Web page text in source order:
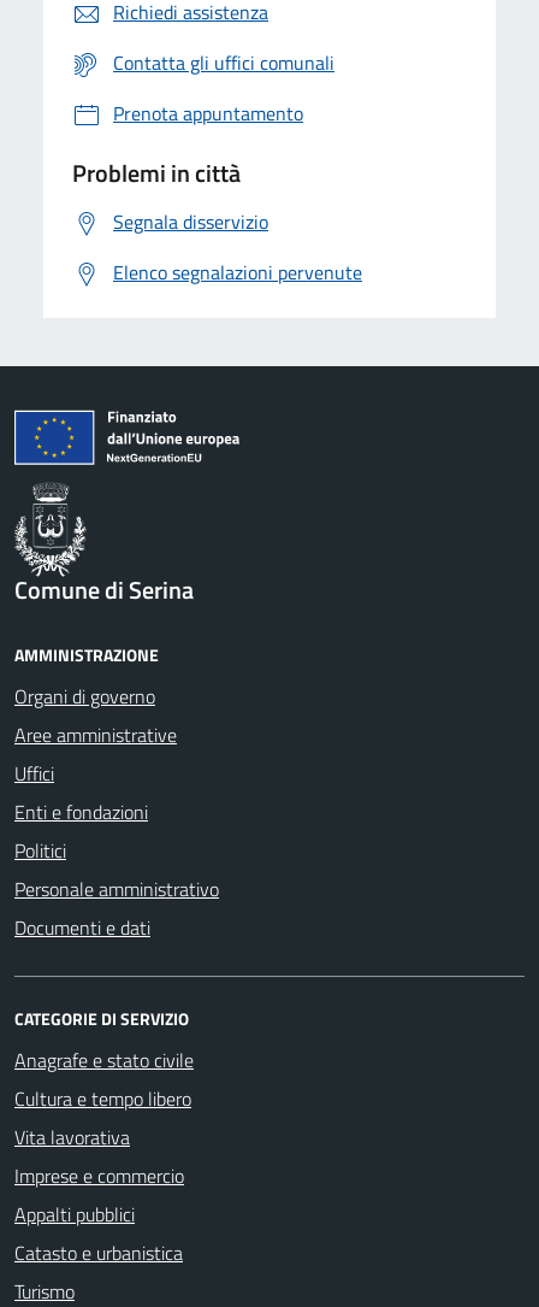
Richiedi assistenza
Contatta gli uffici comunali
Prenota appuntamento
Problemi in città
Segnala disservizio
Elenco segnalazioni pervenute
Comune di Serina
AMMINISTRAZIONE
Organi di governo
Aree amministrative
Uffici
Enti e fondazioni
Politici
Personale amministrativo
Documenti e dati
CATEGORIE DI SERVIZIO
Anagrafe e stato civile
Cultura e tempo libero
Vita lavorativa
Imprese e commercio
Appalti pubblici
Catasto e urbanistica
Turismo